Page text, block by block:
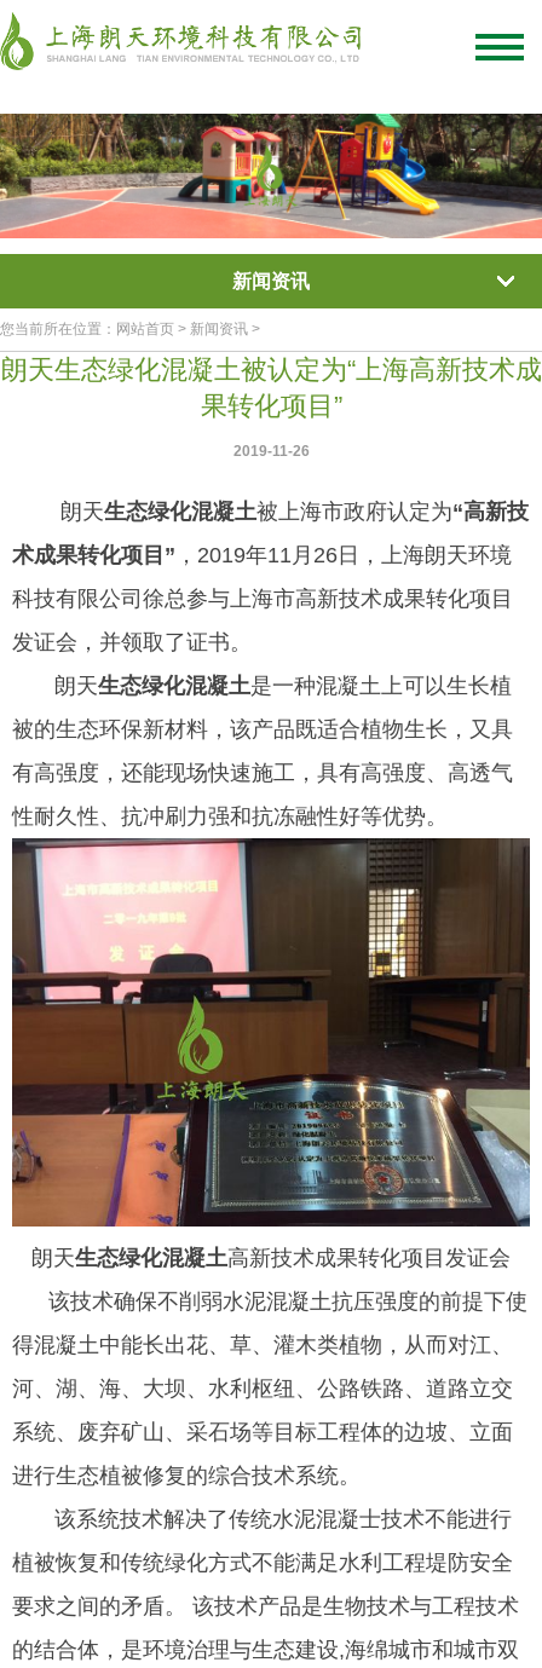
绿化混凝土
关于我们/联系我们
新闻资讯
您当前所在位置：网站首页 > 新闻资讯 >
朗天生态绿化混凝土被认定为“上海高新技术成
果转化项目”
2019-11-26
朗天生态绿化混凝土被上海市政府认定为“高新技
术成果转化项目” ，2019年11月26日，上海朗天环境
科技有限公司徐总参与上海市高新技术成果转化项目
发证会，并领取了证书。
朗天生态绿化混凝土是一种混凝土上可以生长植
被的生态环保新材料，该产品既适合植物生长，又具
有高强度，还能现场快速施工，具有高强度、高透气
性耐久性、抗冲刷力强和抗冻融性好等优势。
朗天生态绿化混凝土高新技术成果转化项目发证会
该技术确保不削弱水泥混凝土抗压强度的前提下使
得混凝土中能长出花、草、灌木类植物，从而对江、
河、湖、海、大坝、水利枢纽、公路铁路、道路立交
系统、废弃矿山、采石场等目标工程体的边坡、立面
进行生态植被修复的综合技术系统。
该系统技术解决了传统水泥混凝士技术不能进行
植被恢复和传统绿化方式不能满足水利工程堤防安全
要求之间的矛盾。 该技术产品是生物技术与工程技术
的结合体，是环境治理与生态建设,海绵城市和城市双